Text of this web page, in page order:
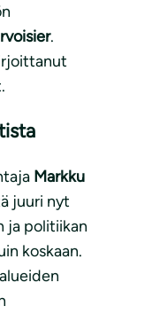
.
Markku
juuri nyt
ja politiikan
koskaan.